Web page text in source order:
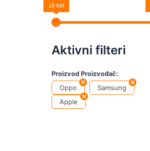
19 KM
Aktivni filteri
Proizvod Proizvođač:
Oppo
Samsung
Apple